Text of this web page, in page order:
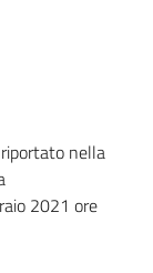
nella
2021 ore